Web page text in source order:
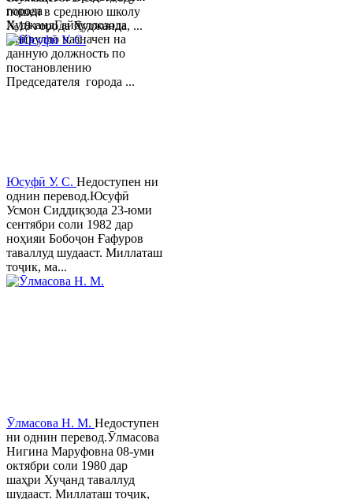
города
ХуджандГайбуллозода
Хайрулло назначен на
данную должность по
постановлению
Председателя города ...
пошел в среднюю школу
№18 города Худжанда, ...
Юсуфӣ У. C. Недоступен ни
однин перевод.Юсуфӣ
Усмон Сиддиқзода 23-юми
сентябри соли 1982 дар
ноҳияи Бобоҷон Ғафуров
таваллуд шудааст. Миллаташ
тоҷик, ма...
Ӯлмасова Н. М. Недоступен
ни однин перевод.Ӯлмасова
Нигина Маруфовна 08-уми
октябри соли 1980 дар
шаҳри Хуҷанд таваллуд
шудааст. Миллаташ тоҷик,